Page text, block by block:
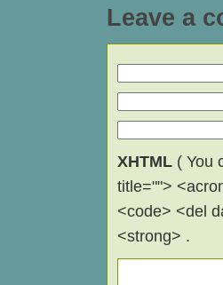
Leave a
XHTML ( You
title="">
<code> <del
<strong> .